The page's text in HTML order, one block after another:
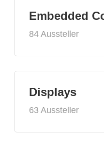
Embedded
84 Aussteller
Displays
63 Aussteller